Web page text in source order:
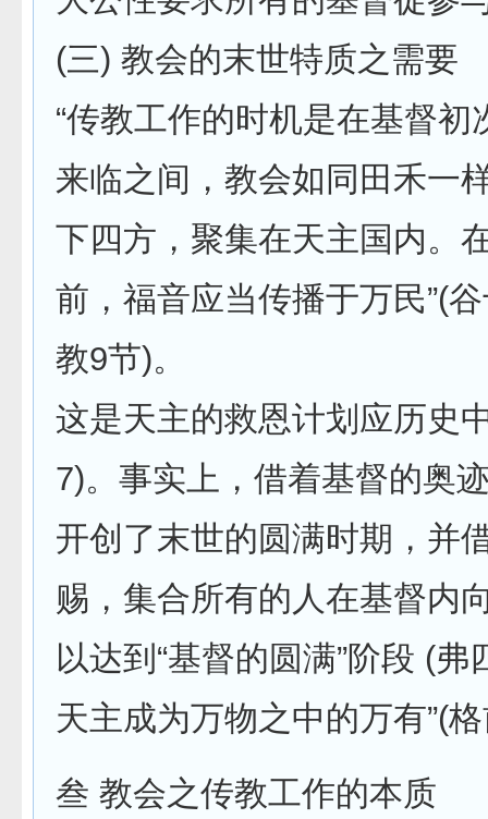
(三) 教会的末世特质之需要
“传教工作的时机是在基督初
来临之间，教会如同田禾一
下四方，聚集在天主国内。
前，福音应当传播于万民”(
教9节)。
这是天主的救恩计划应历史
7)。事实上，借着基督的奥
开创了末世的圆满时期，并
赐，集合所有的人在基督内
以达到“基督的圆满”阶段 (弗
天主成为万物之中的万有”(
叁 教会之传教工作的本质